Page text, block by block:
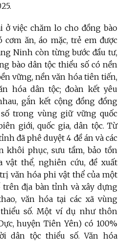
ở việc chăm lo cho đồng bào
cơm ăn, áo mặc, trẻ em được
Ninh còn từng bước đầu tư,
bào dân tộc thiểu số có nền
vững, nền văn hóa tiên tiến,
hóa dân tộc; đoàn kết yêu
gắn kết cộng đồng đồng
trong vùng giữ vững quốc
giới, quốc gia, dân tộc. Từ
đã phê duyệt 4 đề án và các
khôi phục, sưu tầm, bảo tồn
vật thể, nghiên cứu, đề xuất
văn hóa phi vật thể của một
trên địa bàn tỉnh và xây dựng
văn hóa tại các xã vùng
số. Một ví dụ như thôn
huyện Tiên Yên) có 100%
dân tộc thiểu số. Văn hóa